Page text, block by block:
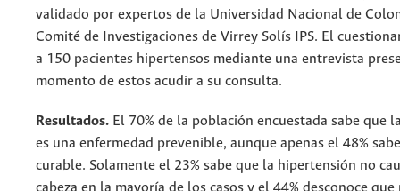
validado por expertos de la Universidad Nacional de
Comité de Investigaciones de Virrey Solís IPS. El
a 150 pacientes hipertensos mediante una entrevista
momento de estos acudir a su consulta.
Resultados. El 70% de la población encuestada sabe que
es una enfermedad prevenible, aunque apenas el 48%
curable. Solamente el 23% sabe que la hipertensión no
cabeza en la mayoría de los casos y el 44% desconoce que